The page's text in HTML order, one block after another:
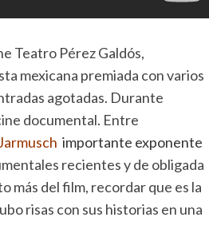
Teatro Pérez Galdós,
mexicana premiada con varios
agotadas. Durante
documental. Entre
importante exponente
recientes y de obligada
más del film, recordar que es la
risas con sus historias en una